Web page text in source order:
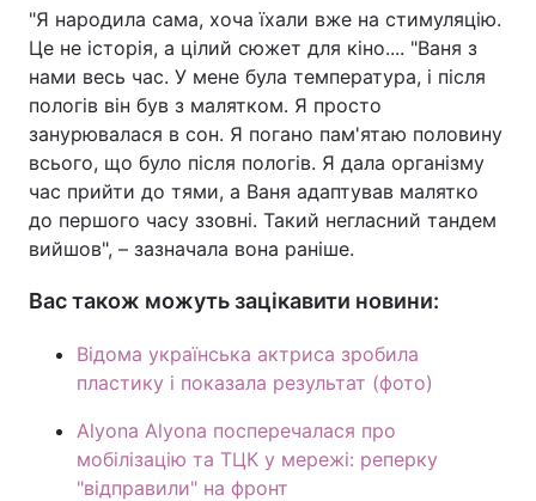
"Я народила сама, хоча їхали вже на стимуляцію.
Це не історія, а цілий сюжет для кіно.... "Ваня з
нами весь час. У мене була температура, і після
пологів він був з малятком. Я просто
занурювалася в сон. Я погано пам'ятаю половину
всього, що було після пологів. Я дала організму
час прийти до тями, а Ваня адаптував малятко
до першого часу ззовні. Такий негласний тандем
вийшов", – зазначала вона раніше.
Вас також можуть зацікавити новини:
Відома українська актриса зробила
пластику і показала результат (фото)
Alyona Alyona посперечалася про
мобілізацію та ТЦК у мережі: реперку
"відправили" на фронт